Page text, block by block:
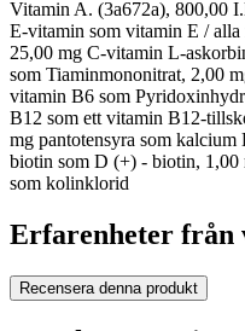
Vitamin A. (3a672a), 800,00
E-vitamin som vitamin E /
25,00 mg C-vitamin L-
som Tiaminmononitrat, 2,00
vitamin B6 som
B12 som ett vitamin B12-
mg pantotensyra som
biotin som D (+) - biotin,
som kolinklorid
Erfarenheter från
Recensera denna produkt